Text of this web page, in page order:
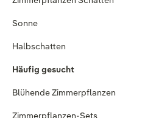
Sonne
Halbschatten
Häufig gesucht
Blühende Zimmerpflanzen